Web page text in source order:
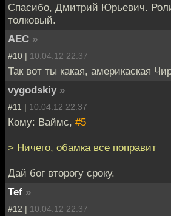
Спасибо, Дмитрий Юрьевич.
толковый.
АЕС »
#10 | 10.04.12 22:37
Так вот ты какая, америкаская
vygodskiy »
#11 | 10.04.12 22:37
Кому: Ваймс, #5
> Ничего, обамка все поправит
Дай бог второгу сроку.
Tef »
#12 | 10.04.12 22:37